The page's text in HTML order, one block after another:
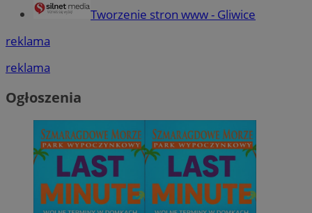
Tworzenie stron www - Gliwice
reklama
reklama
Ogłoszenia